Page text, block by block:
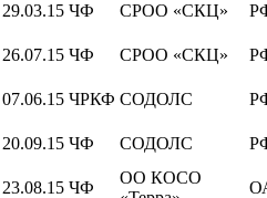
29.03.15 ЧФ СРОО «СКЦ»
26.07.15 ЧФ СРОО «СКЦ»
07.06.15 ЧРКФ СОДОЛС
20.09.15 ЧФ СОДОЛС
23.08.15 ЧФ
ОО КОСО